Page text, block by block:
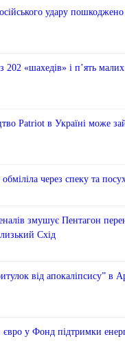
удару пошкоджено
202 «шахедів» і п’ять
Patriot в Україні може
через спеку та
змушує Пентагон
Схід
від апокаліпсису” в
у Фонд підтримки